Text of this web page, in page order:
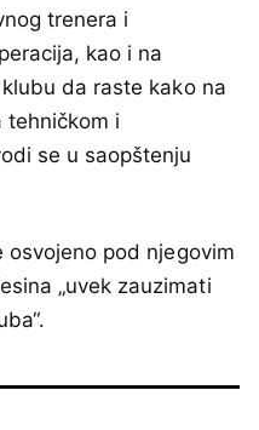
trenera i
kao i na
da raste kako na
tehničkom i
se u saopštenju
osvojeno pod njegovim
„uvek zauzimati